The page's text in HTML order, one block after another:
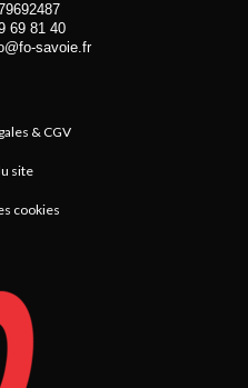
69 81 40
savoie.fr
& CGV
site
cookies